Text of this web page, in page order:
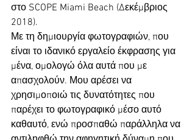
στο SCOPE Miami Beach (Δεκέμβριος
2018).
Με τη δημιουργία φωτογραφιών, που
είναι το ιδανικό εργαλείο έκφρασης για
μένα, ομολογώ όλα αυτά που με
απασχολούν. Μου αρέσει να
χρησιμοποιώ τις δυνατότητες που
παρέχει το φωτογραφικό μέσο αυτό
καθαυτό, ενώ προσπαθώ παράλληλα να